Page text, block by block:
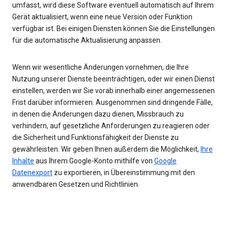
umfasst, wird diese Software eventuell automatisch auf Ihrem
Gerät aktualisiert, wenn eine neue Version oder Funktion
verfügbar ist. Bei einigen Diensten können Sie die Einstellungen
für die automatische Aktualisierung anpassen.
Wenn wir wesentliche Änderungen vornehmen, die Ihre
Nutzung unserer Dienste beeinträchtigen, oder wir einen Dienst
einstellen, werden wir Sie vorab innerhalb einer angemessenen
Frist darüber informieren. Ausgenommen sind dringende Fälle,
in denen die Änderungen dazu dienen, Missbrauch zu
verhindern, auf gesetzliche Anforderungen zu reagieren oder
die Sicherheit und Funktionsfähigkeit der Dienste zu
gewährleisten. Wir geben Ihnen außerdem die Möglichkeit, Ihre
Inhalte aus Ihrem Google-Konto mithilfe von Google
Datenexport zu exportieren, in Übereinstimmung mit den
anwendbaren Gesetzen und Richtlinien.